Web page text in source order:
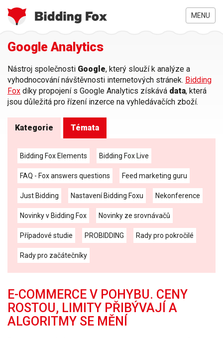
Přejít
hlavnímu
obsahu
MENU
Jste
Google Analytics
Nástroj společnosti Google, který slouží k analýze a
vyhodnocování návštěvnosti internetových stránek. Bidding
Fox díky propojení s Google Analytics získává data, která
jsou důležitá pro řízení inzerce na vyhledávačích zboží.
Kategorie Témata
Bidding Fox Elements Bidding Fox Live
FAQ - Fox answers questions Feed marketing guru
Just Bidding Nastavení Bidding Foxu Nekonference
Novinky v Bidding Fox Novinky ze srovnávačů
Případové studie PROBIDDING Rady pro pokročilé
Rady pro začátečníky
E-COMMERCE V POHYBU. CENY
ROSTOU, LIMITY PŘIBÝVAJÍ A
ALGORITMY SE MĚNÍ